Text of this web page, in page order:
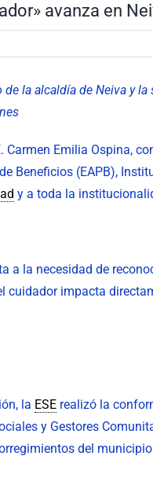
avanza en
la alcaldía de Neiva y
Carmen Emilia Ospina,
Beneficios (EAPB),
y a toda la
a la necesidad de
cuidador impacta
la ESE realizó la
y Gestores
del